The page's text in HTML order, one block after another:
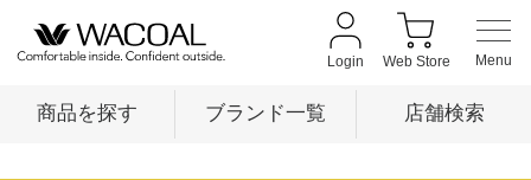
Login Web Store
商品を探す ブランド一覧 店舗検索